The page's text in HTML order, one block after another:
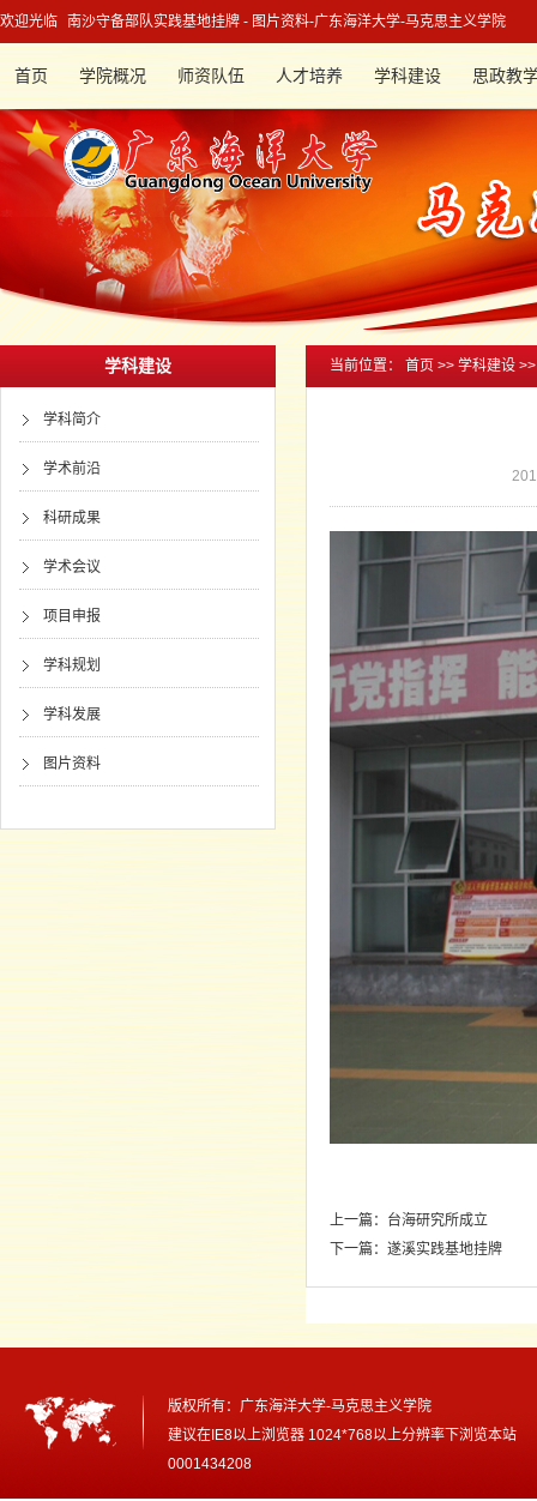
欢迎光临 南沙守备部队实践基地挂牌 - 图片资料-广东海洋大学-马克思主义学院
首页 学院概况 师资队伍 人才培养 学科建设 思政教
学科建设
学科简介
学术前沿
科研成果
学术会议
项目申报
学科规划
学科发展
图片资料
当前位置： 首页 >> 学科建设
上一篇： 台海研究所成立
下一篇： 遂溪实践基地挂牌
版权所有： 广东海洋大学-马克思主义学院
建议在IE8以上浏览器 1024*768以上分辨率下浏览本站
0001434208